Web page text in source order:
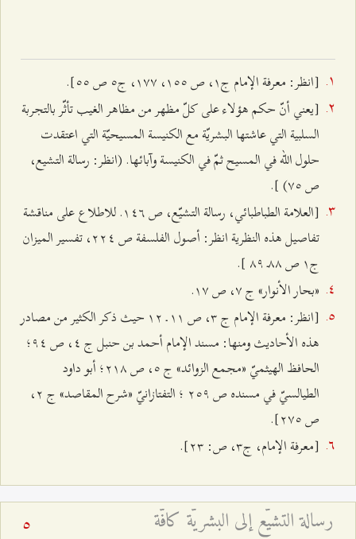
[انظر: معرفة الإمام ج۱، ص ۱٥٥، ۱۷۷، ج٥ ص ٥٥].
[يعني أنّ حكم هؤلاء على كلّ مظهر من مظاهر الغيب تأثّر بالتجربة
السلبية التي عاشتها البشريّة مع الكنيسة المسيحيّة التي اعتقدت
حلول الله في المسيح ثمّ في الكنيسة وآبائها. (انظر: رسالة التشيع،
ص ۷٥) ].
[العلامة الطباطبائي، رسالة التشيّع، ص ۱٤٦. للاطلاع على مناقشة
تفاصيل هذه النظرية انظر: أصول الفلسفة ص ٢٢٤، تفسير الميزان
ج۱ ص ۸۸ـ ۸٩ ].
«بحار الأنوار» ج ۷، ص ۱۷.
[انظر: معرفة الإمام ج ٣، ص ۱۱ ـ ۱٢ حيث ذكر الكثير من مصادر
هذه الأحاديث ومنها: مسند الإمام أحمد بن حنبل ج ٤، ص ٩٤؛
الحافظ الهيثميّ «مجمع الزوائد» ج ٥، ص ٢۱۸؛ أبو داود
الطيالسيّ في مسنده ص ٢٥٩ ؛ التفتازانيّ «شرح المقاصد» ج ٢،
ص ٢۷٥].
[معرفة الإمام، ج‌٣، ص: ٢٣].
رسالة التشيّع إلى البشريّة كافّة 5